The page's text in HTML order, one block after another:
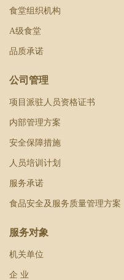
食堂组织机构
A级食堂
品质承诺
公司管理
项目派驻人员资格证书
内部管理方案
安全保障措施
人员培训计划
服务承诺
食品安全及服务质量管理方案
服务对象
机关单位
企 业